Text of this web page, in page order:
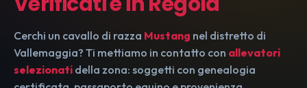
Cerchi un cavallo di razza Mustang nel distretto di
Vallemaggia? Ti mettiamo in contatto con allevatori
selezionati della zona: soggetti con genealogia